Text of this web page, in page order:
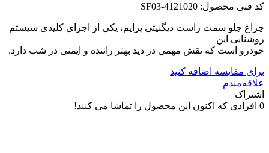
کد فنی محصول: SF03-4121020
چراغ جلو سمت راست دیگنیتی پرایم، یکی از اجزای کلیدی سیستم
روشنایی این
خودرو است که نقش مهمی در دید بهتر راننده و ایمنی در شب دارد.
برای مقایسه اضافه کنید
علاقه‌مندم
اشتراک
0 افرادی که اکنون این محصول را تماشا می کنند!